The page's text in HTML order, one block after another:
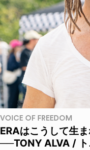
VOICE OF FREEDOM
ERAはこうして生
──TONY ALVA / ト